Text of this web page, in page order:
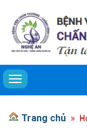
Toggle navigation
Trang chủ